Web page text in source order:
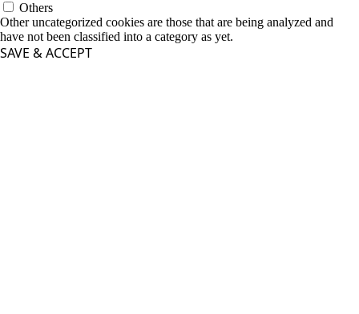
Others
Other uncategorized cookies are those that are being analyzed and
have not been classified into a category as yet.
SAVE & ACCEPT